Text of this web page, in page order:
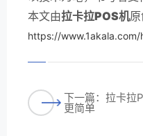
本文由拉卡拉POS机
https://
下一篇：拉卡拉
更简单